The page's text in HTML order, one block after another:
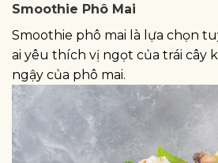
Smoothie Phô Mai
Smoothie phô mai là lựa chọn
ai yêu thích vị ngọt của trái cây
ngậy của phô mai.